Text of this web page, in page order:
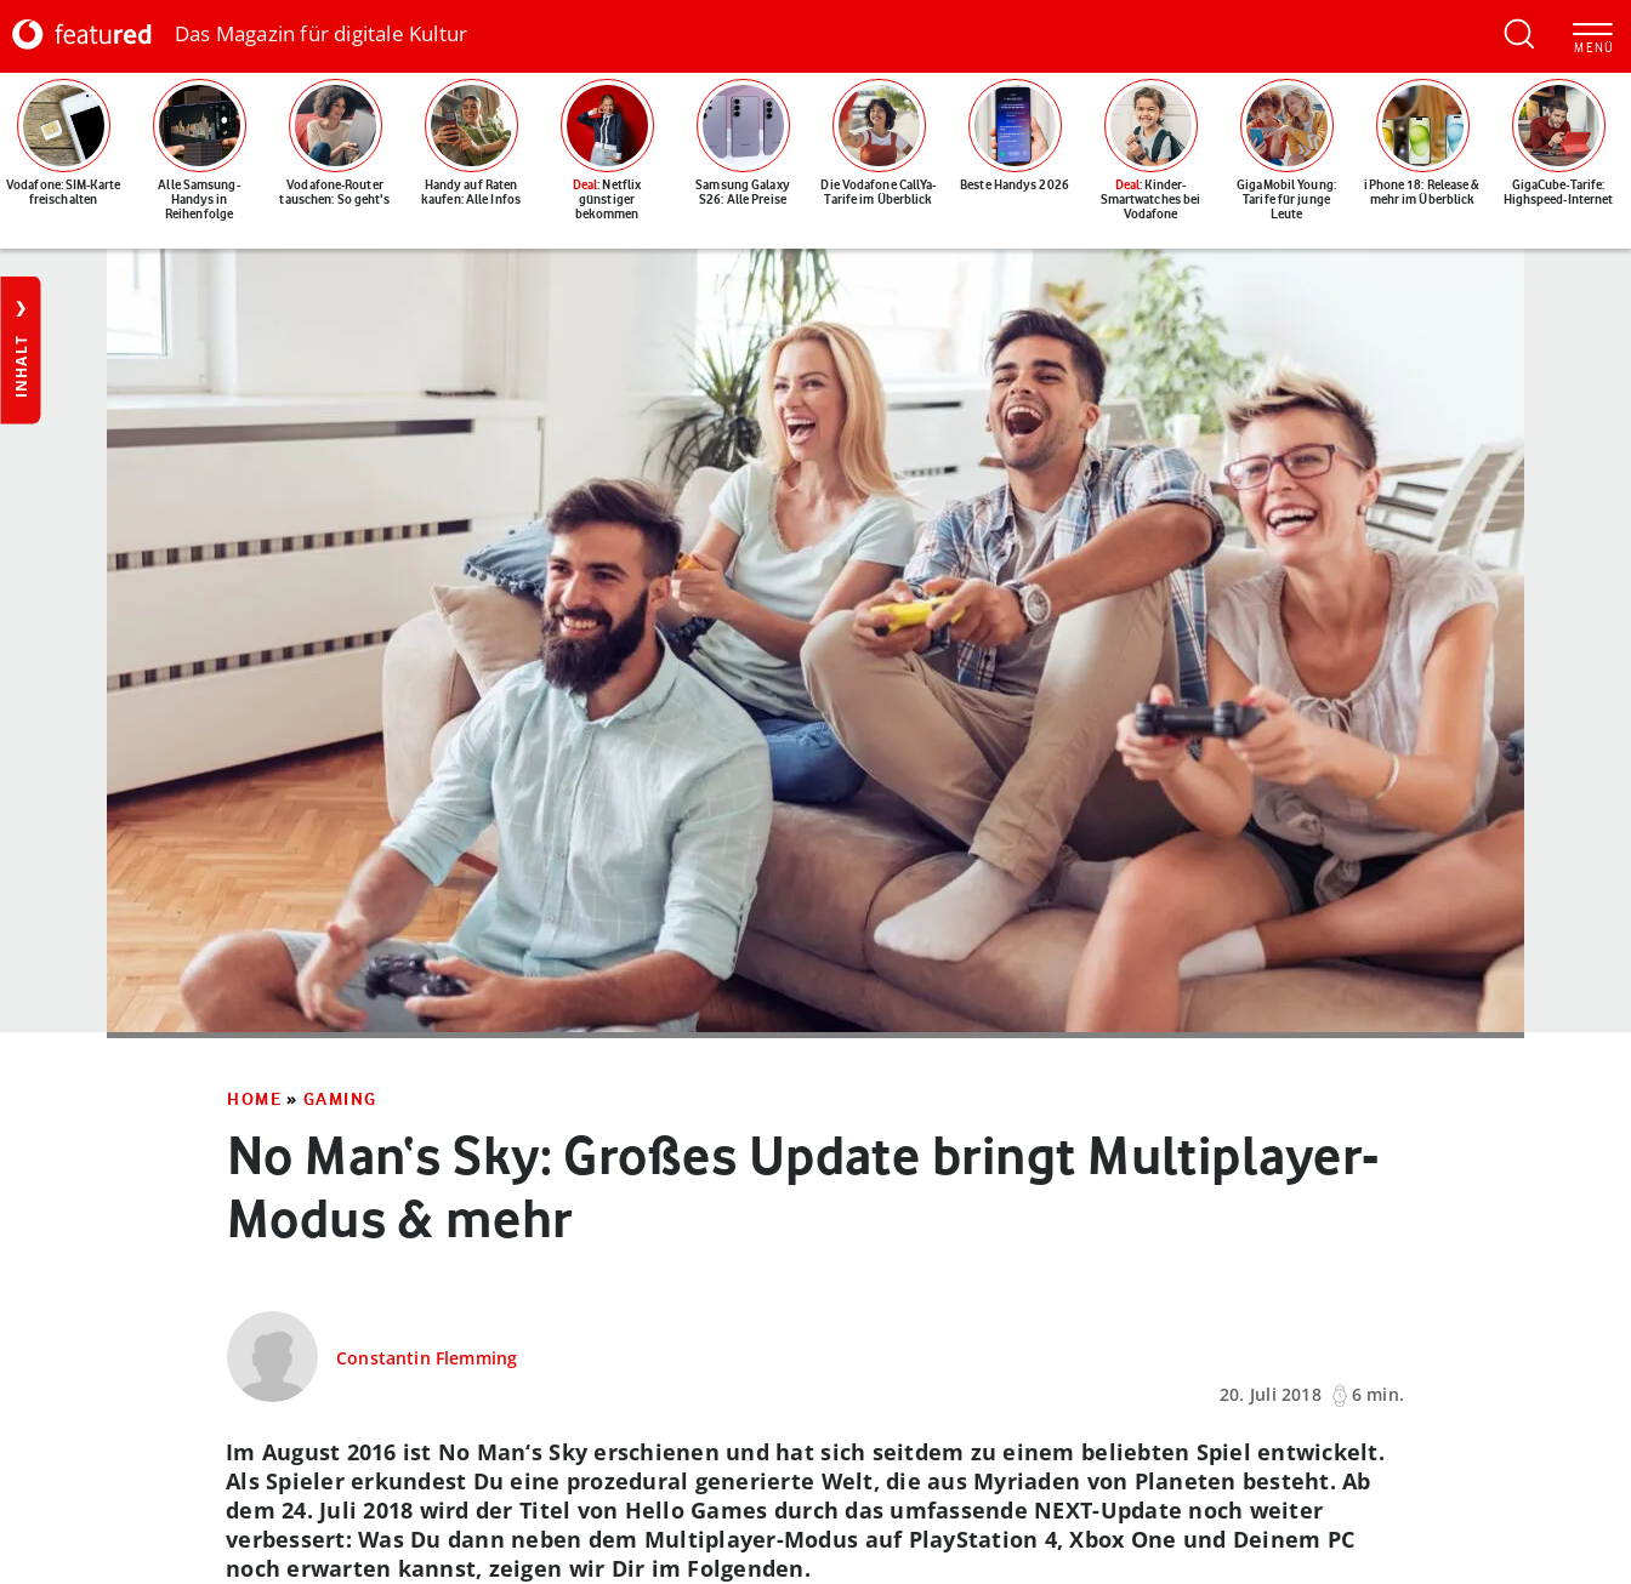
Das Magazin für digitale Kultur
Vodafone: SIM-Karte
freischalten
Alle Samsung-
Handys in
Reihenfolge
Vodafone-Router
tauschen: So geht's
Handy auf Raten
kaufen: Alle Infos
Deal: Netflix
günstiger
bekommen
Samsung Galaxy
S26: Alle Preise
Die Vodafone CallYa-
Tarife im Überblick
Beste Handys 2026 Deal: Kinder-
Smartwatches bei
Vodafone
GigaMobil Young:
Tarife für junge
Leute
iPhone 18: Release &
mehr im Überblick
GigaCube-Tarife:
Highspeed-Internet
INHALT
HOME » GAMING
No Man‘s Sky: Großes Update bringt Multiplayer-
Modus & mehr
Constantin Flemming
20. Juli 2018
6 min.
Im August 2016 ist No Man‘s Sky erschienen und hat sich seitdem zu einem beliebten Spiel entwickelt.
Als Spieler erkundest Du eine prozedural generierte Welt, die aus Myriaden von Planeten besteht. Ab
dem 24. Juli 2018 wird der Titel von Hello Games durch das umfassende NEXT-Update noch weiter
verbessert: Was Du dann neben dem Multiplayer-Modus auf PlayStation 4, Xbox One und Deinem PC
noch erwarten kannst, zeigen wir Dir im Folgenden.